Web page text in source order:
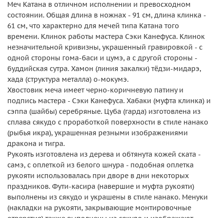
Меч Катана в отличном исполнении и превосходном
состоянии. Общая длина в ножнах - 91 см, длина клинка -
61 см, что характерно для мечей типа Катана того
времени. Клинок работы мастера Сэки Канефуса. Клинок
незначительной кривизны, украшенный гравировкой - с
одной стороны гома-баси и цумэ, а с другой стороны -
буддийская сутра. Хамон (линия закалки) тёдзи-мидарэ,
хада (структура металла) о-мокумэ.
Хвостовик меча имеет черно-коричневую патину и
подпись мастера - Сэки Канефуса. Хабаки (муфта клинка) и
сэппа (шайбы) серебряные. Цуба (гарда) изготовлена из
сплава сякудо с проработкой поверхности в стиле нанако
(рыбья икра), украшенная резными изображениями
дракона и тигра.
Рукоять изготовлена из дерева и обтянута кожей ската -
самэ, с оплеткой из белого шнура - подобная оплетка
рукояти использовалась при дворе в дни некоторых
праздников. Фути-касира (навершие и муфта рукояти)
выполнены из сякудо и украшены в стиле нанако. Менуки
(накладки на рукояти, закрывающие монтировочные